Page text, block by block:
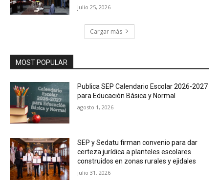
julio 25, 2026
Cargar más
MOST POPULAR
Publica SEP Calendario Escolar 2026-2027
para Educación Básica y Normal
agosto 1, 2026
SEP y Sedatu firman convenio para dar
certeza jurídica a planteles escolares
construidos en zonas rurales y ejidales
julio 31, 2026